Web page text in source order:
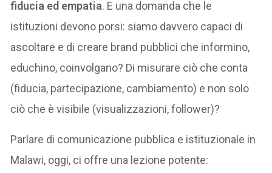
fiducia ed empatia. E una domanda che le
istituzioni devono porsi: siamo davvero capaci di
ascoltare e di creare brand pubblici che informino,
educhino, coinvolgano? Di misurare ciò che conta
(fiducia, partecipazione, cambiamento) e non solo
ciò che è visibile (visualizzazioni, follower)?
Parlare di comunicazione pubblica e istituzionale in
Malawi, oggi, ci offre una lezione potente: